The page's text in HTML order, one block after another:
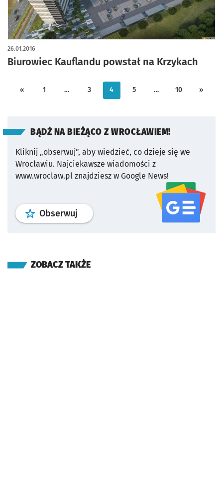
Biurowiec Kauflandu powstał na Krzykach
26.01.2016
« 1 … 3 4 5 … 10 »
BĄDŹ NA BIEŻĄCO Z WROCŁAWIEM!
Kliknij „obserwuj”, aby wiedzieć, co dzieje się we
Wrocławiu. Najciekawsze wiadomości z
www.wroclaw.pl znajdziesz w Google News!
Obserwuj profil serwisu
ZOBACZ TAKŻE